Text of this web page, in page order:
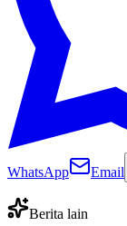
WhatsApp Email
Berita lain